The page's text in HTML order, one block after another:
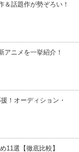
＆話題作が勢ぞろい！
アニメを一挙紹介！
！オーディション・
11選【徹底比較】